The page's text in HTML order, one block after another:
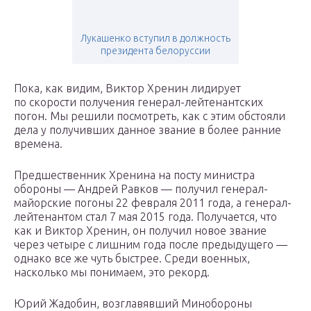
Лукашенко вступил в должность
президента белоруссии
Пока, как видим, Виктор Хренин лидирует
по скорости получения генерал-лейтенантских
погон. Мы решили посмотреть, как с этим обстояли
дела у получивших данное звание в более ранние
времена.
Предшественник Хренина на посту министра
обороны — Андрей Равков — получил генерал-
майорские погоны 22 февраля 2011 года, а генерал-
лейтенантом стал 7 мая 2015 года. Получается, что
как и Виктор Хренин, он получил новое звание
через четыре с лишним года после предыдущего —
однако все же чуть быстрее. Среди военных,
насколько мы понимаем, это рекорд.
Юрий Жадобин, возглавявший Минобороны